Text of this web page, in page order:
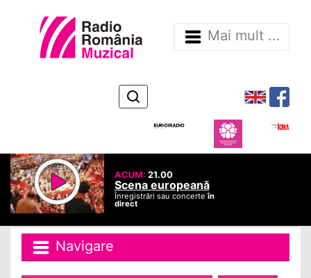
Mai mult ...
ACUM: 21.00
Scena europeană
Înregistrări sau concerteîn
direct
Navigare